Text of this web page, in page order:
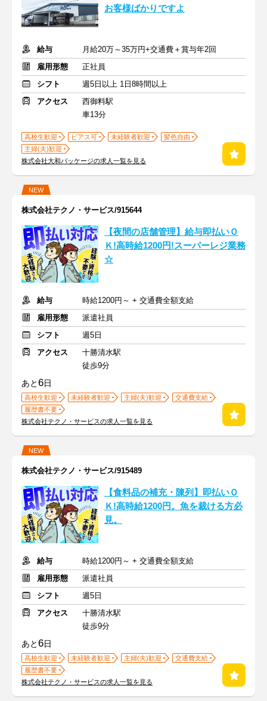
お客様ばかりですよ
給与
月給20万～35万円+交通費＋賞与年2回
雇用形態
正社員
シフト
週5日以上 1日8時間以上
アクセス
西御料駅
車13分
高校生歓迎 ピアス可 未経験者歓迎
髪色自由
主婦(夫)歓迎
株式会社大和パッケージの求人一覧を見る
NEW
株式会社テクノ・サービス/915644
【夜間の店舗管理】給与即払いＯ
Ｋ!高時給1200円!スーパーレジ業務
☆
給与
時給1200円～ + 交通費全額支給
雇用形態
派遣社員
シフト
週5日
アクセス
十勝清水駅
徒歩9分
あと6日
高校生歓迎 未経験者歓迎 主婦(夫)歓迎
交通費支給
履歴書不要
株式会社テクノ・サービスの求人一覧を見る
NEW
株式会社テクノ・サービス/915489
【食料品の補充・陳列】即払いＯ
Ｋ!高時給1200円。魚を裁ける方必
見。
給与
時給1200円～ + 交通費全額支給
雇用形態
派遣社員
シフト
週5日
アクセス
十勝清水駅
徒歩9分
あと6日
高校生歓迎 未経験者歓迎 主婦(夫)歓迎
交通費支給
履歴書不要
株式会社テクノ・サービスの求人一覧を見る